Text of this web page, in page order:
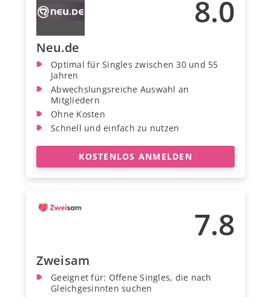
8.0
Neu.de
Optimal für Singles zwischen 30 und 55
Jahren
Abwechslungsreiche Auswahl an
Mitgliedern
Ohne Kosten
Schnell und einfach zu nutzen
KOSTENLOS ANMELDEN
7.8
Zweisam
Geeignet für: Offene Singles, die nach
Gleichgesinnten suchen